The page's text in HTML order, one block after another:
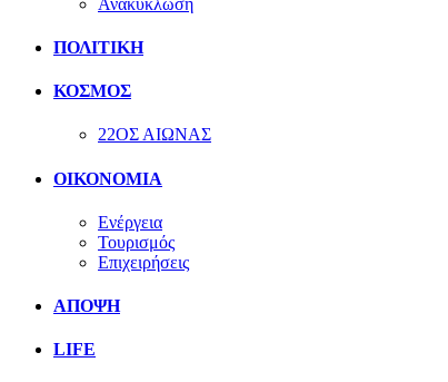
ΠΟΛΙΤΙΚΗ
ΚΟΣΜΟΣ
22ΟΣ ΑΙΩΝΑΣ
ΟΙΚΟΝΟΜΙΑ
Ενέργεια
Τουρισμός
Επιχειρήσεις
ΑΠΟΨΗ
LIFE